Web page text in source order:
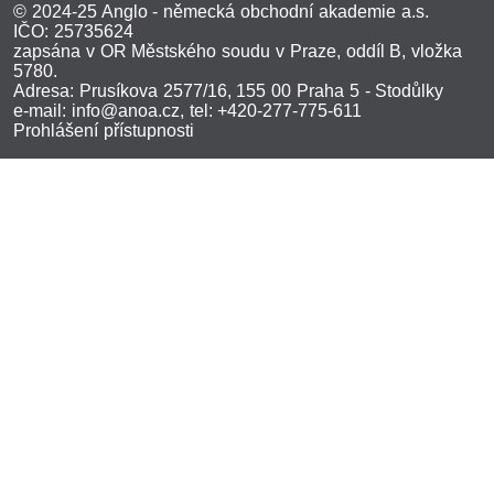
© 2024-25 Anglo - německá obchodní akademie a.s.
IČO: 25735624
zapsána v OR Městského soudu v Praze, oddíl B, vložka
5780.
Adresa: Prusíkova 2577/16, 155 00 Praha 5 - Stodůlky
e-mail: info@anoa.cz, tel: +420-277-775-611
Prohlášení přístupnosti